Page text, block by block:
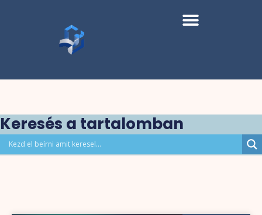
Keresés a tartalomban